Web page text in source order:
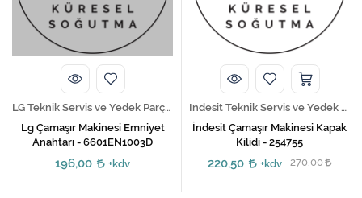
LG Teknik Servis ve Yedek Parça Hizmetleri
Lg Çamaşır Makinesi Emniyet
Anahtarı - 6601EN1003D
196,00 +kdv
Indesit Teknik Servis ve Yedek Parça Hizmetleri
İndesit Çamaşır Makinesi Kapak
Kilidi - 254755
220,50 +kdv 270,00